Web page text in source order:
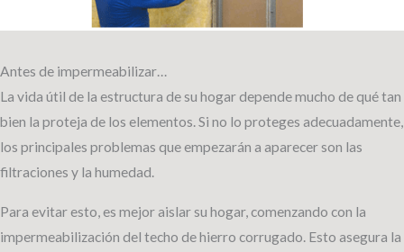
Antes de impermeabilizar…
La vida útil de la estructura de su hogar depende mucho de qué tan
bien la proteja de los elementos. Si no lo proteges adecuadamente,
los principales problemas que empezarán a aparecer son las
filtraciones y la humedad.
Para evitar esto, es mejor aislar su hogar, comenzando con la
impermeabilización del techo de hierro corrugado. Esto asegura la